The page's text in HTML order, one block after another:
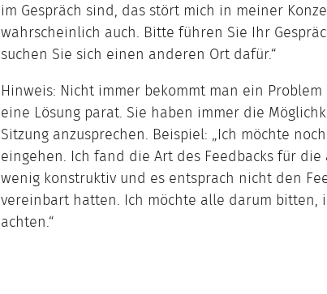
im Gespräch sind, das stört mich in meiner
wahrscheinlich auch. Bitte führen Sie Ihr
suchen Sie sich einen anderen Ort dafür.“
Hinweis: Nicht immer bekommt man ein
eine Lösung parat. Sie haben immer die
Sitzung anzusprechen. Beispiel: „Ich möchte
eingehen. Ich fand die Art des Feedbacks für
wenig konstruktiv und es entsprach nicht den
vereinbart hatten. Ich möchte alle darum bitten,
achten.“